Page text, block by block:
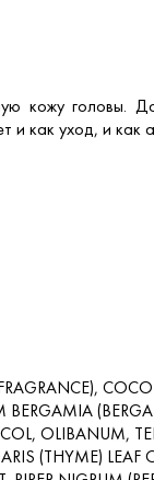
кожу головы.
как уход, и
(THYME)